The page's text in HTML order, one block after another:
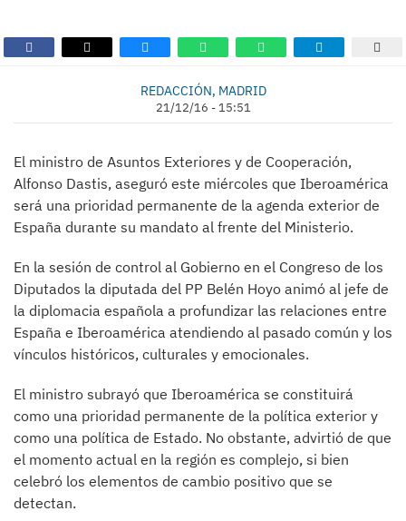
REDACCIÓN, MADRID
21/12/16 - 15:51
El ministro de Asuntos Exteriores y de Cooperación,
Alfonso Dastis, aseguró este miércoles que Iberoamérica
será una prioridad permanente de la agenda exterior de
España durante su mandato al frente del Ministerio.
En la sesión de control al Gobierno en el Congreso de los
Diputados la diputada del PP Belén Hoyo animó al jefe de
la diplomacia española a profundizar las relaciones entre
España e Iberoamérica atendiendo al pasado común y los
vínculos históricos, culturales y emocionales.
El ministro subrayó que Iberoamérica se constituirá
como una prioridad permanente de la política exterior y
como una política de Estado. No obstante, advirtió de que
el momento actual en la región es complejo, si bien
celebró los elementos de cambio positivo que se
detectan.